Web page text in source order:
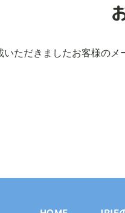
いただきましたお客様のメ